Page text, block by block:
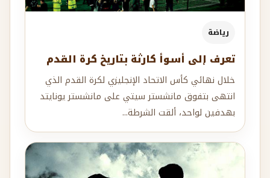
رياضة
تعرف إلى أسوأ كارثة بتاريخ كرة القدم
خلال نهائي كأس الاتحاد الإنجليزي لكرة القدم الذي
انتهى بتفوق مانشستر سيتي على مانشستر يونايتد
بهدفين لواحد، ألقت الشرطة...